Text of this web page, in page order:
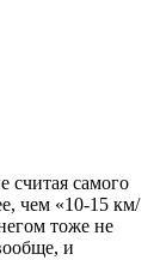
считая самого
чем «10-15 км/
тоже не
и